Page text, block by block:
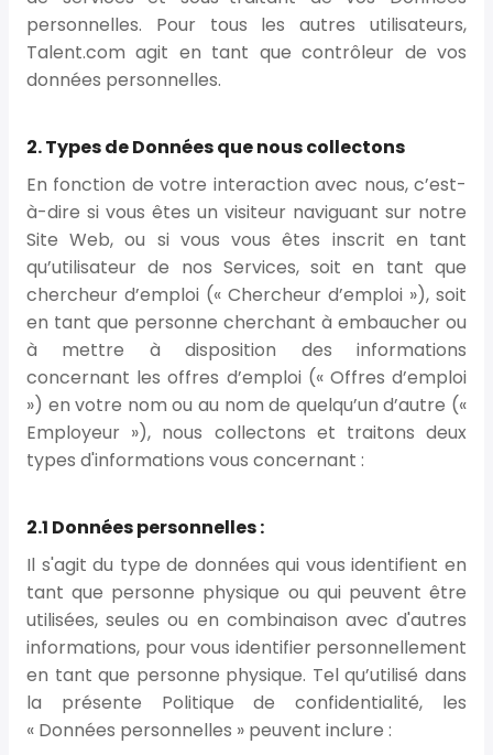
personnelles. Pour tous les autres utilisateurs,
Talent.com agit en tant que contrôleur de vos
données personnelles.
2. Types de Données que nous collectons
En fonction de votre interaction avec nous, c’est-
à-dire si vous êtes un visiteur naviguant sur notre
Site Web, ou si vous vous êtes inscrit en tant
qu’utilisateur de nos Services, soit en tant que
chercheur d’emploi (« Chercheur d’emploi »), soit
en tant que personne cherchant à embaucher ou
à mettre à disposition des informations
concernant les offres d’emploi (« Offres d’emploi
») en votre nom ou au nom de quelqu’un d’autre («
Employeur »), nous collectons et traitons deux
types d'informations vous concernant :
2.1 Données personnelles :
Il s'agit du type de données qui vous identifient en
tant que personne physique ou qui peuvent être
utilisées, seules ou en combinaison avec d'autres
informations, pour vous identifier personnellement
en tant que personne physique. Tel qu’utilisé dans
la présente Politique de confidentialité, les
« Données personnelles » peuvent inclure :